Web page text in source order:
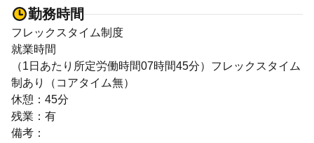
勤務時間
フレックスタイム制度
就業時間
（1日あたり所定労働時間07時間45分）フレックスタイム
制あり（コアタイム無）
休憩：45分
残業：有
備考：